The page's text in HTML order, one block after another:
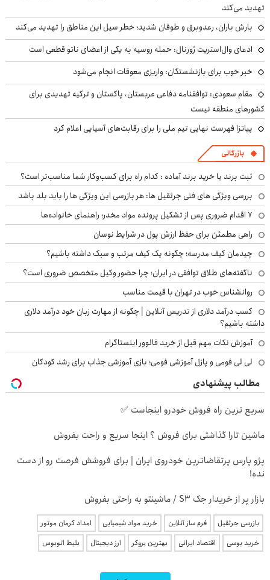
تهدید می‌کند
بارش باران، رعدوبرق و طوفان شدید؛ خطر سیل این مناطق را تهدید می‌کند
ادعای وال‌استریت ژورنال: حمله روسیه به یکی از اعضای ناتو قطعی است
خبر خوب برای بازنشستگان: واریزی معوقات انجام می‌شود
مقام سعودی: توافقنامه دفاعی عربستان، پاکستان و ترکیه تهدیدی برای
کشورهای منطقه نیست
پیاتزا فهرست نهایی تیم ملی را برای رقابت‌های آسیایی اعلام کرد
بازرگانی
ثبت برند یا خرید برند آماده : کدام راه برای کسب‌وکار شما مناسب‌تر است؟
بررسی ویژگی های فنی جرثقیل ها: هر بازرسی این ویژگی ها را باید بلد باشد
۷ اقدام ضروری پس از تشکیل پرونده مواد مخدر؛ راهنمای خانواده‌ها
راهی مطمئن برای حفظ ارزش پول در شرایط نوسان
چیدمان کیف مدرسه؛ چگونه یک کیف مرتب و سبک داشته باشیم؟
ناگفته‌های طلاق توافقی در ایران؛ چرا حضور وکیل متخصص ضروری است؟
روانشناس خوب در تهران با قیمت مناسب
کسب درآمد دلاری از تدریس آنلاین | چگونه از مهارت زبان خود درآمد دلاری
داشته باشیم؟
آموزش نکات مهم قبل از خرید فالوور اینستاگرام
لی لی فومی و پازل آموزشی فومی؛ بازی آموزشی جذاب برای رشد کودکان
مطالب پیشنهادی
سریع ترین راه فروش خودرو اینجاست ✅
ماشین تارا گذاشتی برای فروش ؟ اینجا سریع و راحت بفروش
پژو پارس پرتقاضاترین خودروی ایران | برای فروشش فرصت رو از دست
نده!
بازار پر از خریدار جک S3 / ماشینتو به راحتی بفروش
بازرسی جرثقیل فرم ساز آنلاین خرید مواد شیمیایی
امداد کرمان موتور
خرید یوسی
اقتصاد ایرانی بهترین بروکر ارز دیجیتال بلیط اتوبوس